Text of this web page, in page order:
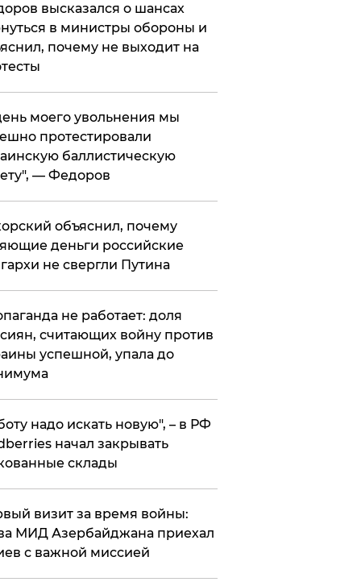
высказался о шансах
в министры обороны и
почему не выходит на
моего увольнения мы
протестировали
баллистическую
— Федоров
объяснил, почему
деньги российские
не свергли Путина
не работает: доля
считающих войну против
успешной, упала до
надо искать новую", – в РФ
начал закрывать
склады
визит за время войны:
МИД Азербайджана приехал
с важной миссией